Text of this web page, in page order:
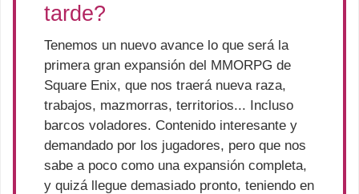
tarde?
Tenemos un nuevo avance lo que será la
primera gran expansión del MMORPG de
Square Enix, que nos traerá nueva raza,
trabajos, mazmorras, territorios... Incluso
barcos voladores. Contenido interesante y
demandado por los jugadores, pero que nos
sabe a poco como una expansión completa,
y quizá llegue demasiado pronto, teniendo en